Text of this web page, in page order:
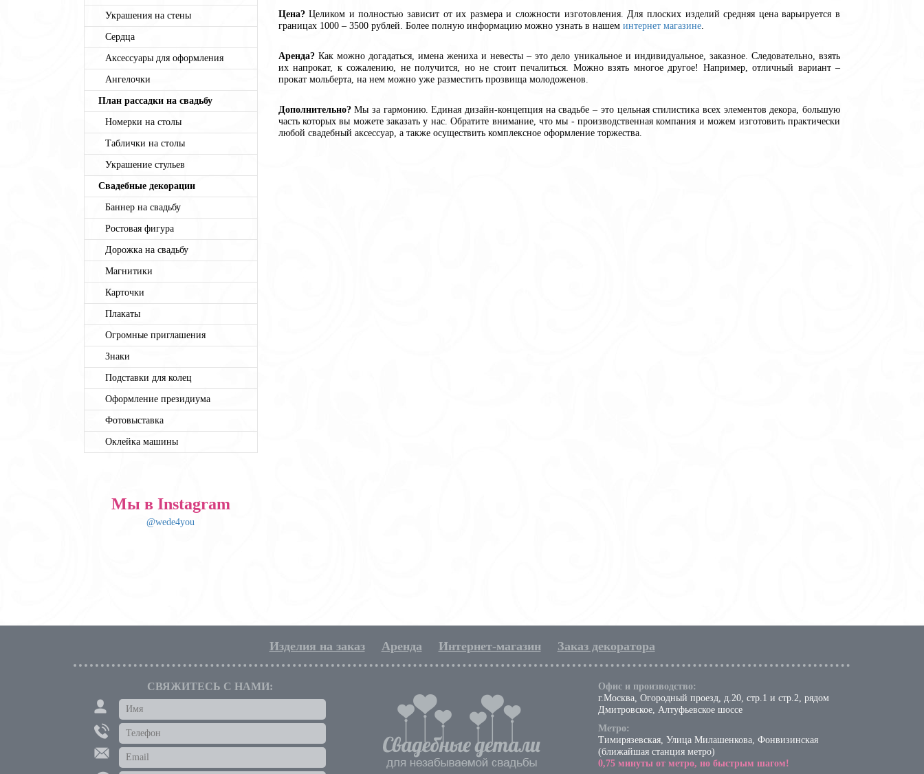
Украшения на стены
Сердца
Аксессуары для оформления
Ангелочки
План рассадки на свадьбу
Номерки на столы
Таблички на столы
Украшение стульев
Свадебные декорации
Баннер на свадьбу
Ростовая фигура
Дорожка на свадьбу
Магнитики
Карточки
Плакаты
Огромные приглашения
Знаки
Подставки для колец
Оформление президиума
Фотовыставка
Оклейка машины
Мы в Instagram
@wede4you
Цена?Целиком и полностью зависит от их размера и сложности изготовления. Для плоских изделий средняя цена варьируется в
границах 1000 – 3500 рублей. Более полную информацию можно узнать в нашем интернет магазине.
Аренда?Как можно догадаться, имена жениха и невесты – это дело уникальное и индивидуальное, заказное. Следовательно, взять
их напрокат, к сожалению, не получится, но не стоит печалиться. Можно взять многое другое! Например, отличный вариант –
прокат мольберта, на нем можно уже разместить прозвища молодоженов.
Дополнительно?Мы за гармонию. Единая дизайн-концепция на свадьбе – это цельная стилистика всех элементов декора, большую
часть которых вы можете заказать у нас. Обратите внимание, что мы - производственная компания и можем изготовить практически
любой свадебный аксессуар, а также осуществить комплексное оформление торжества.
Изделия на заказ Аренда Интернет-магазин Заказ декоратора
СВЯЖИТЕСЬ С НАМИ:
Офис и производство:
г.Москва, Огородный проезд, д.20, стр.1 и стр.2, рядом
Дмитровское, Алтуфьевское шоссе
Метро:
Тимирязевская, Улица Милашенкова, Фонвизинская
(ближайшая станция метро)
0,75 минуты от метро, но быстрым шагом!